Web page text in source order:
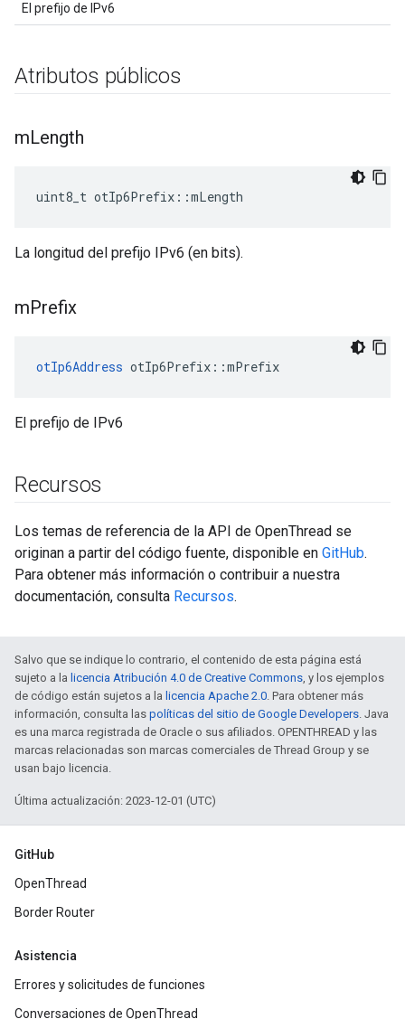
El prefijo de IPv6
Atributos públicos
mLength
uint8_t otIp6Prefix ::mLength
La longitud del prefijo IPv6 (en bits).
mPrefix
otIp6Address otIp6Prefix ::mPrefix
El prefijo de IPv6
Recursos
Los temas de referencia de la API de OpenThread se
originan a partir del código fuente, disponible en GitHub.
Para obtener más información o contribuir a nuestra
documentación, consulta Recursos.
Salvo que se indique lo contrario, el contenido de esta página está
sujeto a la licencia Atribución 4.0 de Creative Commons, y los ejemplos
de código están sujetos a la licencia Apache 2.0. Para obtener más
información, consulta las políticas del sitio de Google Developers. Java
es una marca registrada de Oracle o sus afiliados. OPENTHREAD y las
marcas relacionadas son marcas comerciales de Thread Group y se
usan bajo licencia.
Última actualización: 2023-12-01 (UTC)
GitHub
OpenThread
Border Router
Asistencia
Errores y solicitudes de funciones
Conversaciones de OpenThread